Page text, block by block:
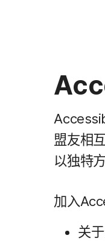
盟友​相
以独特
加入
关